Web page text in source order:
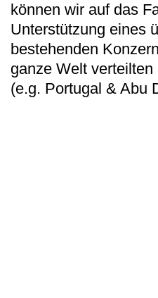
können wir auf das
Unterstützung eines
bestehenden
ganze Welt
(e.g. Portugal & Abu